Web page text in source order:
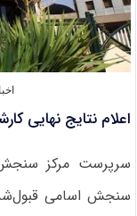
اعلام نتایج نهایی کارشناسی ارشد
سرپرست مرکز سنجش